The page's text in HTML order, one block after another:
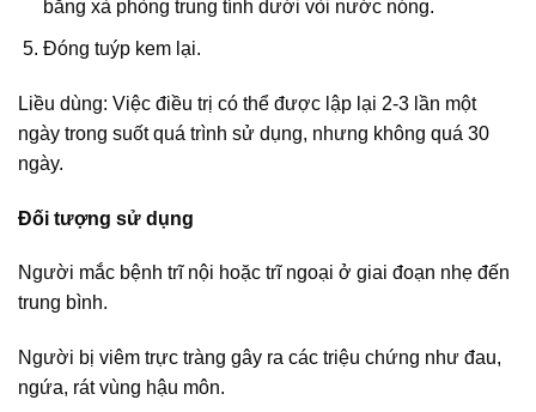
bằng xà phòng trung tính dưới vòi nước nóng.
Đóng tuýp kem lại.
Liều dùng: Việc điều trị có thể được lập lại 2-3 lần một
ngày trong suốt quá trình sử dụng, nhưng không quá 30
ngày.
Đối tượng sử dụng
Người mắc bệnh trĩ nội hoặc trĩ ngoại ở giai đoạn nhẹ đến
trung bình.​
Người bị viêm trực tràng gây ra các triệu chứng như đau,
ngứa, rát vùng hậu môn.​